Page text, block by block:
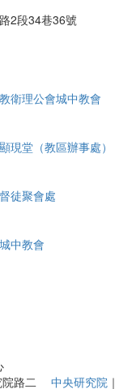
2段34巷36號
衛理公會城中教會
現堂（教區辦事處）
徒聚會處
中教會
路二
中央研究院｜